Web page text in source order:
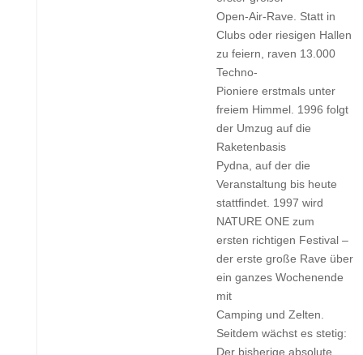
Open-Air-Rave. Statt in
Clubs oder riesigen Hallen
zu feiern, raven 13.000
Techno-
Pioniere erstmals unter
freiem Himmel. 1996 folgt
der Umzug auf die
Raketenbasis
Pydna, auf der die
Veranstaltung bis heute
stattfindet. 1997 wird
NATURE ONE zum
ersten richtigen Festival –
der erste große Rave über
ein ganzes Wochenende
mit
Camping und Zelten.
Seitdem wächst es stetig:
Der bisherige absolute